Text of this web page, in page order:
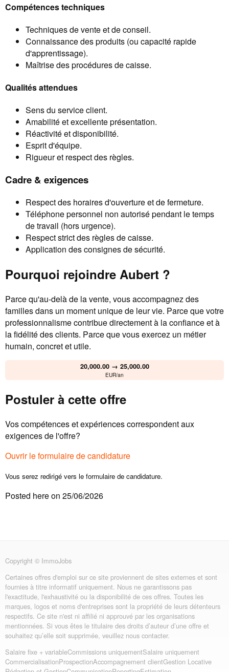
Compétences techniques
Techniques de vente et de conseil.
Connaissance des produits (ou capacité rapide
d'apprentissage).
Maîtrise des procédures de caisse.
Qualités attendues
Sens du service client.
Amabilité et excellente présentation.
Réactivité et disponibilité.
Esprit d'équipe.
Rigueur et respect des règles.
Cadre & exigences
Respect des horaires d'ouverture et de fermeture.
Téléphone personnel non autorisé pendant le temps
de travail (hors urgence).
Respect strict des règles de caisse.
Application des consignes de sécurité.
Pourquoi rejoindre Aubert ?
Parce qu'au-delà de la vente, vous accompagnez des
familles dans un moment unique de leur vie. Parce que votre
professionnalisme contribue directement à la confiance et à
la fidélité des clients. Parce que vous exercez un métier
humain, concret et utile.
20,000.00 → 25,000.00
EUR/an
Postuler à cette offre
Vos compétences et expériences correspondent aux
exigences de l'offre?
Ouvrir le formulaire de candidature
Vous serez redirigé vers le formulaire de candidature.
Posted here on 25/06/2026
Copyright © ImmoJobs
Certaines offres d'emploi sur ce site proviennent de sites externes et sont
fournies à titre informatif uniquement. Nous ne garantissons pas
l'exactitude, l'exhaustivité ou la disponibilité de ces offres. Toutes les
marques, logos et noms d'entreprises sont la propriété de leurs détenteurs
respectifs. Ce site n'est ni affilié ni approuvé par les organisations
mentionnées. Si vous êtes le titulaire des droits d’auteur d’une offre et
souhaitez qu’elle soit supprimée, veuillez nous contacter.
Salaire fixe + variableCommissions uniquementSalaire uniquement
CommercialisationProspectionAccompagnement clientGestion Locative